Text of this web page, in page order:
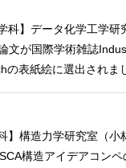
科】データ化学工学
文が国際学術雑誌
の表紙絵に選出されま
】構造力学研究室（小
構造アイデアコンペ